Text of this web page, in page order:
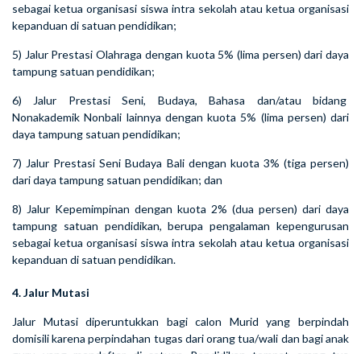
sebagai ketua organisasi siswa intra sekolah atau ketua organisasi
kepanduan di satuan pendidikan;
5) Jalur Prestasi Olahraga dengan kuota 5% (lima persen) dari daya
tampung satuan pendidikan;
6) Jalur Prestasi Seni, Budaya, Bahasa dan/atau bidang
Nonakademik Nonbali lainnya dengan kuota 5% (lima persen) dari
daya tampung satuan pendidikan;
7) Jalur Prestasi Seni Budaya Bali dengan kuota 3% (tiga persen)
dari daya tampung satuan pendidikan; dan
8) Jalur Kepemimpinan dengan kuota 2% (dua persen) dari daya
tampung satuan pendidikan, berupa pengalaman kepengurusan
sebagai ketua organisasi siswa intra sekolah atau ketua organisasi
kepanduan di satuan pendidikan.
4. Jalur Mutasi
Jalur Mutasi diperuntukkan bagi calon Murid yang berpindah
domisili karena perpindahan tugas dari orang tua/wali dan bagi anak